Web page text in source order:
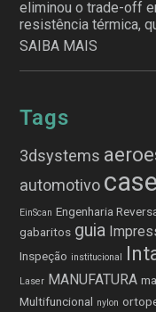
eliminou o trade-off
resistência térmica,
SAIBA MAIS
Tags
3dsystems
automotivo case
EinScan Engenharia
gabaritos guia
Inspeção institucional
Laser MANUFATURA
Multifuncional nylon